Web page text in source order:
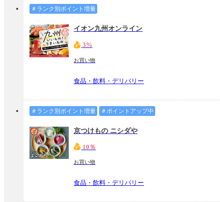
＃ランク別ポイント増量
イオン九州オンライン
3%
お買い物
食品・飲料・デリバリー
＃ランク別ポイント増量 ＃ポイントアップ中
京つけもの ニシダや
10％
お買い物
食品・飲料・デリバリー